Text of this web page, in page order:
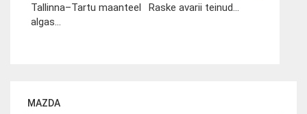
Tallinna–Tartu maanteel
algas...
Raske avarii teinud...
MAZDA